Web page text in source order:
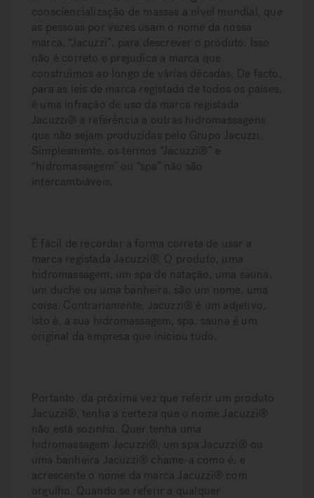
consciencialização de massas a nível mundial, que
as pessoas por vezes usam o nome da nossa
marca, “Jacuzzi”, para descrever o produto. Isso
não é correto e prejudica a marca que
construímos ao longo de várias décadas. De facto,
para as leis de marca registada de todos os países,
é uma infração de uso da marca registada
Jacuzzi® a referência a outras hidromassagens
que não sejam produzidas pelo Grupo Jacuzzi.
Simplesmente, os termos “Jacuzzi®” e
“hidromassagem” ou “spa” não são
intercambiáveis.
É fácil de recordar a forma correta de usar a
marca registada Jacuzzi®. O produto, uma
hidromassagem, um spa de natação, uma sauna,
um duche ou uma banheira, são um nome, uma
coisa. Contrariamente, Jacuzzi® é um adjetivo,
isto é, a sua hidromassagem, spa, sauna é um
original da empresa que iniciou tudo.
Portanto, da próxima vez que referir um produto
Jacuzzi®, tenha a certeza que o nome Jacuzzi®
não está sozinho. Quer tenha uma
hidromassagem Jacuzzi®, um spa Jacuzzi® ou
uma banheira Jacuzzi® chame-a como é, e
acrescente o nome da marca Jacuzzi® com
orgulho. Quando se referir a qualquer